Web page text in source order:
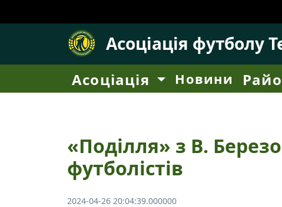
Асоціація футболу
Асоціація Новини
«Поділля» з В.
футболістів
2024-04-26 20:04:39.000000